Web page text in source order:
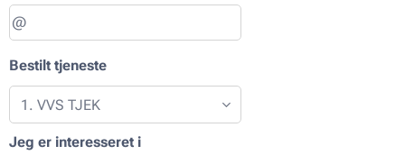
Bestilt tjeneste
Jeg er interesseret i